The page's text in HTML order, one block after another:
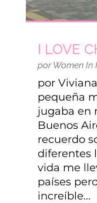
I LOVE
porWomen In
por
pequeña
jugaba en
Buenos
recuerdo
diferentes
vida me
países
increíble...